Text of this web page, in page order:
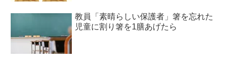
教員「素晴らしい保護者」箸を忘れた
児童に割り箸を1膳あげたら